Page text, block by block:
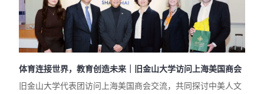
体育连接世界，教育创造未来｜旧金山大学访问上海美国商会
旧金山大学代表团访问上海美国商会交流，共同探讨中美人文